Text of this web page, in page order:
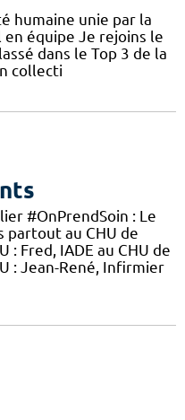
humaine unie par la
équipe Je rejoins le
dans le Top 3 de la
collecti
#OnPrendSoin : Le
partout au CHU de
Fred, IADE au CHU de
: Jean-René, Infirmier